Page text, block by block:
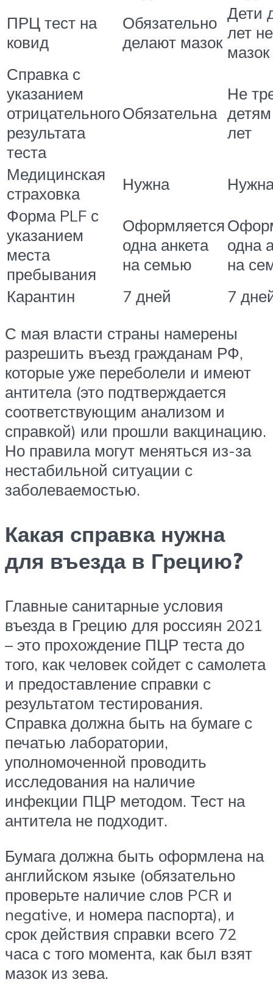
ПРЦ тест на
ковид
Обязательно
делают мазок
Дети
лет
мазок
Справка с
указанием
отрицательного
результата
теста
Обязательна
Не
лет
Медицинская
страховка
Нужна
Форма PLF с
указанием
места
пребывания
Оформляется
одна анкета
на семью
одна
на
Карантин
7 дней
7
С мая власти страны намерены
разрешить въезд гражданам РФ,
которые уже переболели и имеют
антитела (это подтверждается
соответствующим анализом и
справкой) или прошли вакцинацию.
Но правила могут меняться из-за
нестабильной ситуации с
заболеваемостью.
Какая справка нужна
для въезда в Грецию?
Главные санитарные условия
въезда в Грецию для россиян 2021
– это прохождение ПЦР теста до
того, как человек сойдет с самолета
и предоставление справки с
результатом тестирования.
Справка должна быть на бумаге с
печатью лаборатории,
уполномоченной проводить
исследования на наличие
инфекции ПЦР методом. Тест на
антитела не подходит.
Бумага должна быть оформлена на
английском языке (обязательно
проверьте наличие слов PCR и
negative, и номера паспорта), и
срок действия справки всего 72
часа с того момента, как был взят
мазок из зева.